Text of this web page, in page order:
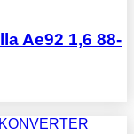
Ae92 1,6 88-